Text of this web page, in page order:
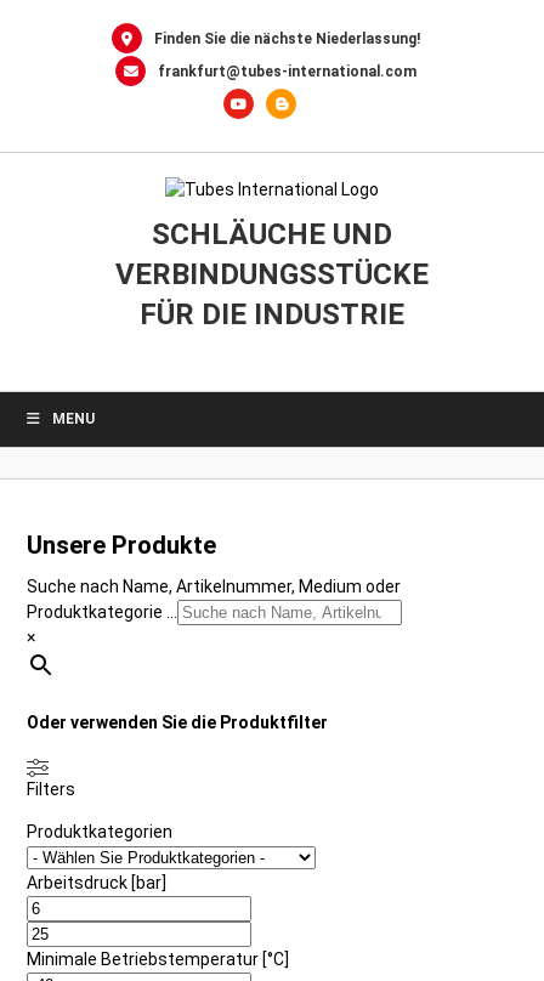
Finden Sie die nächste Niederlassung!
frankfurt@tubes-international.com
SCHLÄUCHE UND
VERBINDUNGSSTÜCKE
FÜR DIE INDUSTRIE
MENU
Unsere Produkte
Suche nach Name, Artikelnummer, Medium oder
Produktkategorie ...
×
Oder verwenden Sie die Produktfilter
Filters
Produktkategorien
Arbeitsdruck [bar]
Minimale Betriebstemperatur [°C]